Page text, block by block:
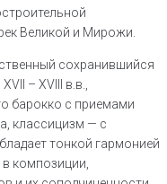
Великой и Мирожи.
сохранившийся
– XVIII в.в.,
барокко с приемами
классицизм — с
тонкой гармонией
композиции,